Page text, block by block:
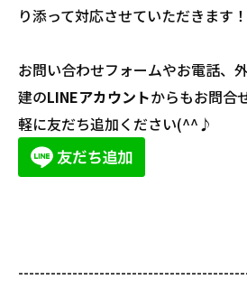
り添って対応させていただきます！
お問い合わせフォームやお電話、
建のLINEアカウントからもお問合
軽に友だち追加ください(^^♪